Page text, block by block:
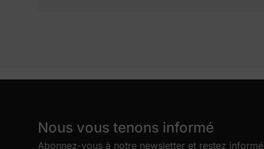
Nous vous tenons informé
Abonnez-vous à notre newsletter et restez